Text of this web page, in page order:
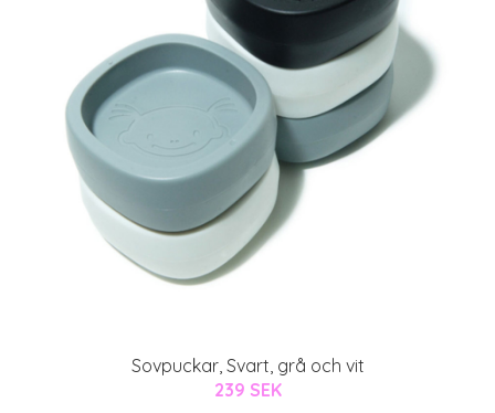
Sovpuckar, Svart, grå och vit
239 SEK